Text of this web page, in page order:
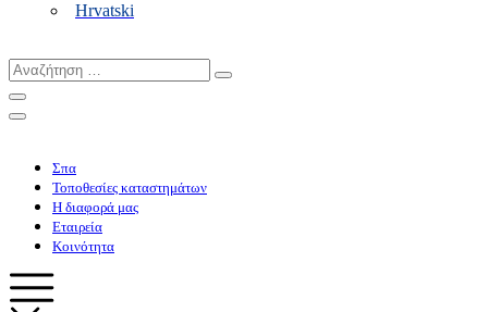
Hrvatski
Αναζήτηση
…
Σπα
Τοποθεσίες καταστημάτων
Η διαφορά μας
Εταιρεία
Κοινότητα